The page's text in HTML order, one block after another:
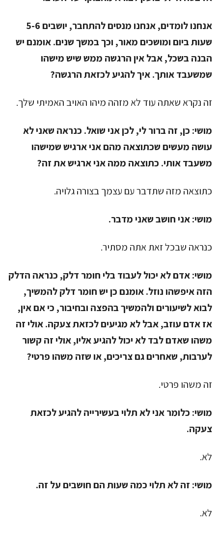
אנחנו לומדים, אנחנו מנסים להתחבר, יושבים 5-6
שעות ביום ומושכים מאור, וכך במשך שנים. אומנם יש
הבנה בשכל, אבל אין הרגשה ממש שיש מישהו
שמשעבד אותך. איך להגיע לכזאת הרגשה?
זה נקרא שאתה עוד לא מזהה מיהו האויב האמיתי שלך.
מושי: כן, זה ברור לי, לכן אני שואל. כנראה שאני לא
עושה מעשים שכתוצאה מהם אני ארגיש שמישהו
משעבד אותי. כתוצאה ממה אני ארגיש את זה?
כתוצאה מזה שתדבר עם עצמך בצורה גלויה.
מושי:אני חושב שאני מדבר.
כנראה שבכל זאת אתה מסתיר.
מושי:אדם לא יכול לעבוד בלי חומר דלק, כנראה הדלק
הזה איפשהו נוזל. אומנם כן יש חומר דלק להמשיך,
לבוא לשיעורים ולהמשיך בהפצה ובחיבור, כי אם אין,
אז אדם עוזב, אבל לא מגיעים לכזאת צעקה. אולי זה
משהו שאדם לבד לא יכול להגיע אליו, אולי זה קשור
לערבות, שאחרים גם צריכים, או שזה משהו פרטי?
זה משהו פרטי.
מושי: כלומר אני לא תלוי בעשירייה להגיע לכזאת
צעקה.
לא.
מושי: זה לא תלוי כמה שעות הם חושבים על זה.
לא.